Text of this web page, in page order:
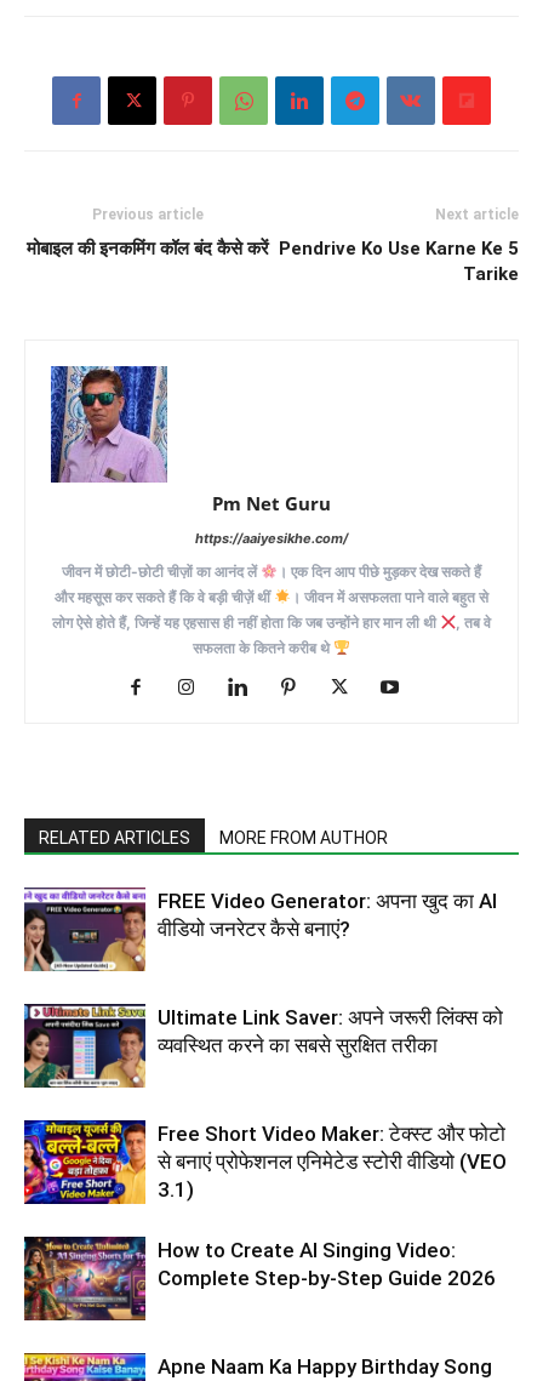
Previous article
मोबाइल की इनकमिंग कॉल बंद कैसे करें
Next article
Pendrive Ko Use Karne Ke 5
Tarike
Pm Net Guru
https://aaiyesikhe.com/
जीवन में छोटी-छोटी चीज़ों का आनंद लें
। एक दिन आप पीछे मुड़कर देख सकते हैं
और महसूस कर सकते हैं कि वे बड़ी चीज़ें थीं
। जीवन में असफलता पाने वाले बहुत से
लोग ऐसे होते हैं, जिन्हें यह एहसास ही नहीं होता कि जब उन्होंने हार मान ली थी
, तब वे
सफलता के कितने करीब थे
RELATED ARTICLES MORE FROM AUTHOR
FREE Video Generator: अपना खुद का AI
वीडियो जनरेटर कैसे बनाएं?
Ultimate Link Saver: अपने जरूरी लिंक्स को
व्यवस्थित करने का सबसे सुरक्षित तरीका
Free Short Video Maker: टेक्स्ट और फोटो
से बनाएं प्रोफेशनल एनिमेटेड स्टोरी वीडियो (VEO
3.1)
How to Create AI Singing Video:
Complete Step-by-Step Guide 2026
Apne Naam Ka Happy Birthday Song